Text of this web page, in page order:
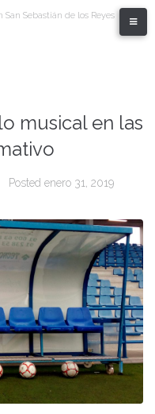
Sebastián de los Reyes
musical en las
Posted enero 31, 2019